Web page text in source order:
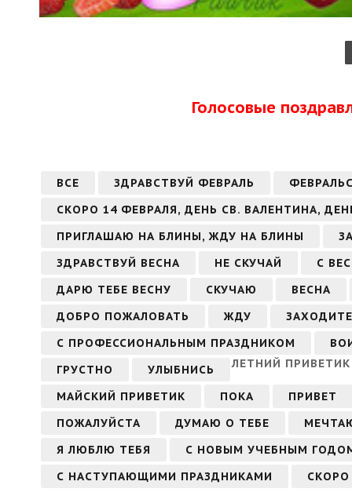
Голосовые
ВСЕ ЗДРАВСТВУЙ ФЕВРАЛЬ
СКОРО 14 ФЕВРАЛЯ, ДЕНЬ СВ. ВАЛЕНТИНА,
ПРИГЛАШАЮ НА БЛИНЫ, ЖДУ НА БЛИНЫ
ЗДРАВСТВУЙ ВЕСНА
НЕ СКУЧАЙ
С
ДАРЮ ТЕБЕ ВЕСНУ
СКУЧАЮ
ВЕСНА
ДОБРО ПОЖАЛОВАТЬ
ЖДУ
С ПРОФЕССИОНАЛЬНЫМ ПРАЗДНИКОМ
ГРУСТНО
УЛЫБНИСЬ ЛЕТНИЙ ПРИВЕТИК
МАЙСКИЙ ПРИВЕТИК ПОКА
ПРИВЕТ
ПОЖАЛУЙСТА
ДУМАЮ О ТЕБЕ
Я ЛЮБЛЮ ТЕБЯ
С НОВЫМ УЧЕБНЫМ
С НАСТУПАЮЩИМИ ПРАЗДНИКАМИ